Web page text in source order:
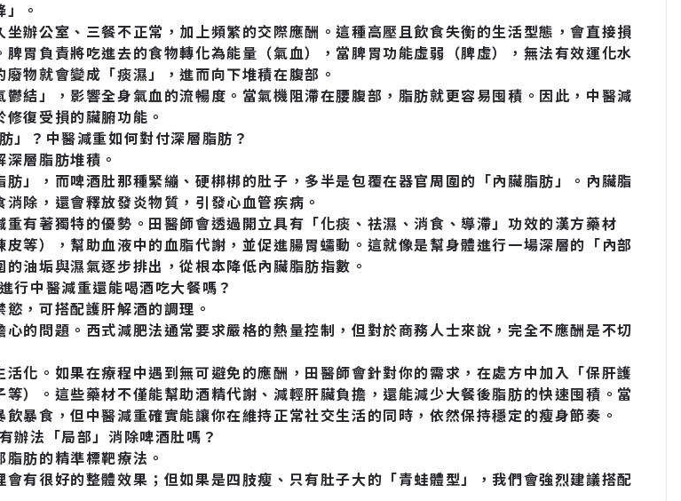
。
辦公室、三餐不正常，加上頻繁的交際應酬。這種高壓且飲食失衡的生活型態，會直接損
胃負責將吃進去的食物轉化為能量（氣血），當脾胃功能虛弱（脾虛），無法有效運化水
物就會變成「痰濕」，進而向下堆積在腹部。
鬱結」，影響全身氣血的流暢度。當氣機阻滯在腰腹部，脂肪就更容易囤積。因此，中醫減
復受損的臟腑功能。
」？中醫減重如何對付深層脂肪？
層脂肪堆積。
」，而啤酒肚那種緊繃、硬梆梆的肚子，多半是包覆在器官周圍的「內臟脂肪」。內臟脂
除，還會釋放發炎物質，引發心血管疾病。
有著獨特的優勢。田醫師會透過開立具有「化痰、祛濕、消食、導滯」功效的漢方藥材
皮等），幫助血液中的血脂代謝，並促進腸胃蠕動。這就像是幫身體進行一場深層的「內部
油垢與濕氣逐步排出，從根本降低內臟脂肪指數。
行中醫減重還能喝酒吃大餐嗎？
，可搭配護肝解酒的調理。
的問題。西式減肥法通常要求嚴格的熱量控制，但對於商務人士來說，完全不應酬是不切
化。如果在療程中遇到無可避免的應酬，田醫師會針對你的需求，在處方中加入「保肝護
等）。這些藥材不僅能幫助酒精代謝、減輕肝臟負擔，還能減少大餐後脂肪的快速囤積。當
暴食，但中醫減重確實能讓你在維持正常社交生活的同時，依然保持穩定的瘦身節奏。
辦法「局部」消除啤酒肚嗎？
肪的精準標靶療法。
有很好的整體效果；但如果是四肢瘦、只有肚子大的「青蛙體型」，我們會強烈建議搭配